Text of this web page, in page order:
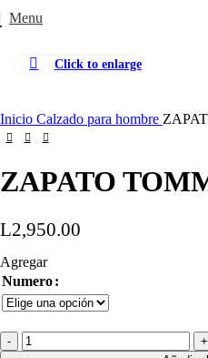
Menu
Click to enlarge
Inicio Calzado para hombre
ZAPATO
L2,950.00
Agregar
Numero